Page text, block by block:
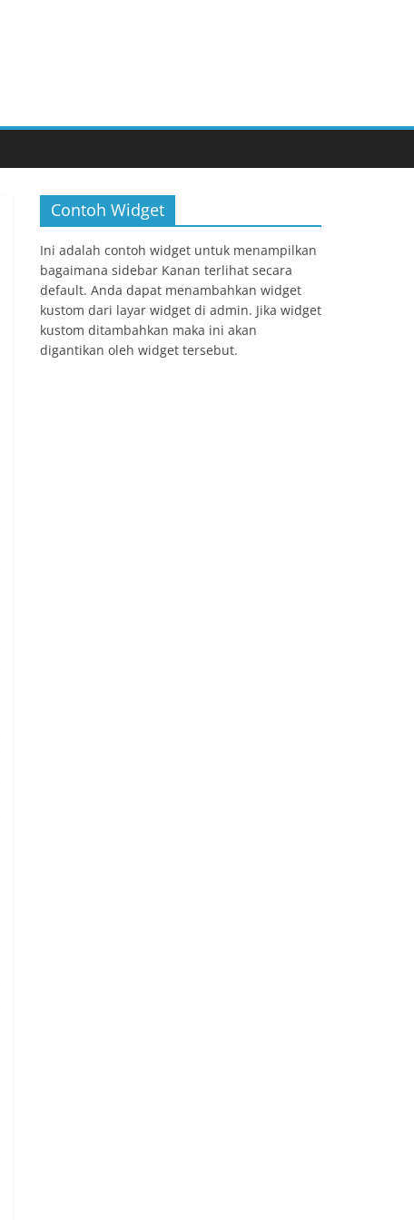
Contoh Widget
Ini adalah contoh widget untuk menampilkan
bagaimana sidebar Kanan terlihat secara
default. Anda dapat menambahkan widget
kustom dari layar widget di admin. Jika widget
kustom ditambahkan maka ini akan
digantikan oleh widget tersebut.